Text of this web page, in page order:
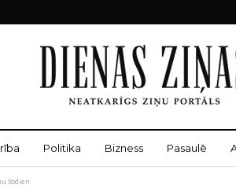
Politika Bizness Pasaulē
šodien